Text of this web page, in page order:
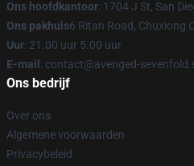
Ons hoofdkantoor: 1704 J St, San
Ons pakhuis6 Ritan Road, Chuxiong
Uur: 21.00 uur 5.00 uur
E-mail : contact@avenged-
Ons bedrijf
Over ons
Algemene voorwaarden
Privacybeleid